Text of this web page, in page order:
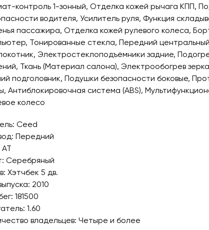
контроль 1-зонный, Отделка кожей рычага КПП,
водителя, Усилитель руля, Функция
пассажира, Отделка кожей рулевого колеса,
Тонированные стекла, Передний центральный
Электростеклоподъёмники задние,
Ткань (Материал салона), Электрообогрев
подголовник, Подушки безопасности боковые,
Антиблокировочная система (ABS),
колесо
Ceed
Передний
Серебряный
Хэтчбек 5 дв.
2010
181500
1.60
владельцев: Четыре и более